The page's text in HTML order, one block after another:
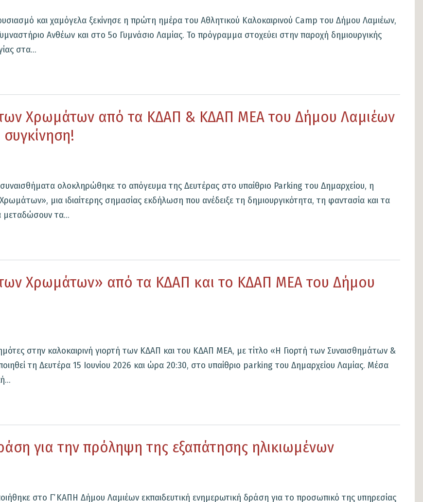
και χαμόγελα ξεκίνησε η πρώτη ημέρα του Αθλητικού Καλοκαιρινού Camp του Δήμου Λαμιέων,
Ανθέων και στο 5ο Γυμνάσιο Λαμίας. Το πρόγραμμα στοχεύει στην παροχή δημιουργικής
στα...
Χρωμάτων από τα ΚΔΑΠ & ΚΔΑΠ ΜΕΑ του Δήμου Λαμιέων
ολοκληρώθηκε το απόγευμα της Δευτέρας στο υπαίθριο Parking του Δημαρχείου, η
μια ιδιαίτερης σημασίας εκδήλωση που ανέδειξε τη δημιουργικότητα, τη φαντασία και τα
μεταδώσουν τα...
Χρωμάτων» από τα ΚΔΑΠ και το ΚΔΑΠ ΜΕΑ του Δήμου
στην καλοκαιρινή γιορτή των ΚΔΑΠ και του ΚΔΑΠ ΜΕΑ, με τίτλο «Η Γιορτή των Συναισθημάτων &
τη Δευτέρα 15 Ιουνίου 2026 και ώρα 20:30, στο υπαίθριο parking του Δημαρχείου Λαμίας. Μέσα
για την πρόληψη της εξαπάτησης ηλικιωμένων
στο Γ΄ ΚΑΠΗ Δήμου Λαμιέων εκπαιδευτική ενημερωτική δράση για το προσωπικό της υπηρεσίας